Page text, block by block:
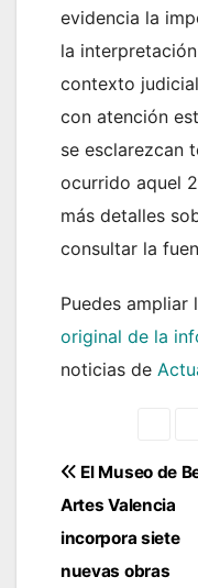
evidencia la
la
contexto
con atención
se esclarezcan
ocurrido aquel
más detalles
consultar la
Puedes ampliar
original de la
noticias de
de
entradas
El Museo de
Artes Valencia
incorpora siete
nuevas obras